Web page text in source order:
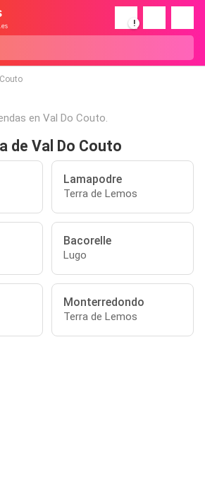
!
en Val Do Couto.
de Val Do Couto
Lamapodre
Terra de Lemos
Bacorelle
Lugo
Monterredondo
Terra de Lemos